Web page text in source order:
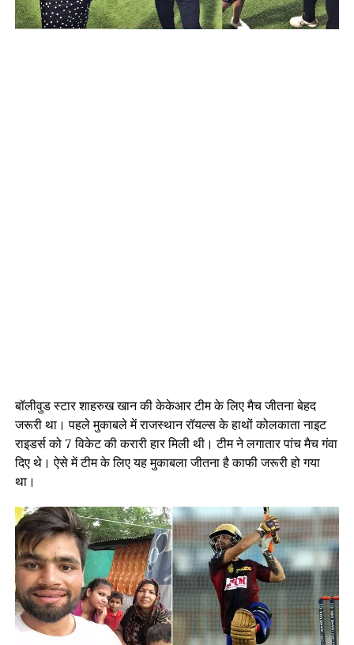
बॉलीवुड स्टार शाहरुख खान की केकेआर टीम के लिए मैच जीतना बेहद
जरूरी था। पहले मुकाबले में राजस्थान रॉयल्स के हाथों कोलकाता नाइट
राइडर्स को 7 विकेट की करारी हार मिली थी। टीम ने लगातार पांच मैच गंवा
दिए थे। ऐसे में टीम के लिए यह मुकाबला जीतना है काफी जरूरी हो गया
था।